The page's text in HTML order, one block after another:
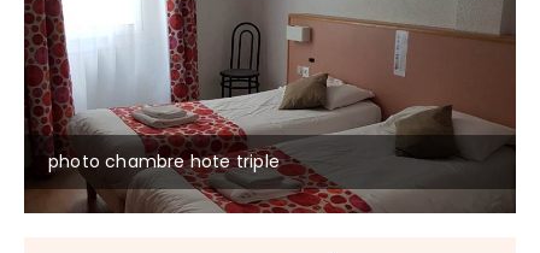
photo chambre hote triple